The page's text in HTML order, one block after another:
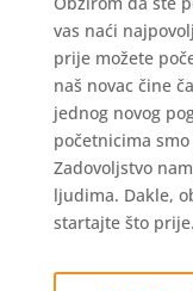
vas naći
prije možete
naš novac čine
jednog novog
početnicima
Zadovoljstvo
ljudima. Dakle,
startajte što prije.